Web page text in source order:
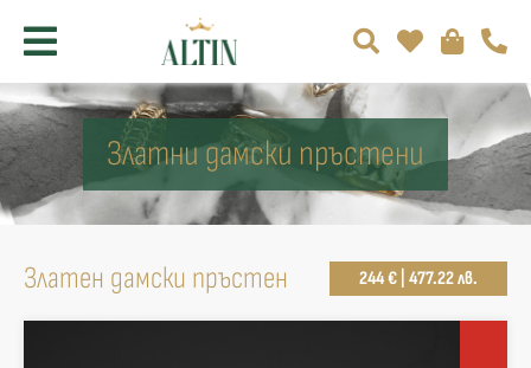
Златни дамски пръстени
Златен дамски пръстен 244 € | 477.22 лв.